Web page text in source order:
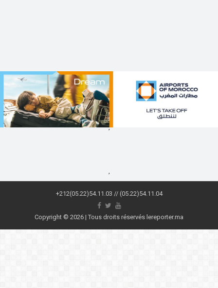
,
,
+212(05.22)54.11.03 // (05.22)54.11.04
Copyright © 2026 | Tous droits réservés lereporter.ma